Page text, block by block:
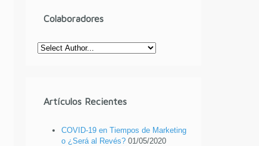
Colaboradores
Artículos Recientes
COVID-19 en Tiempos de Marketing
o ¿Será al Revés? 01/05/2020